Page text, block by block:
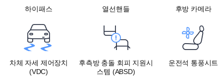
하이패스 열선핸들 후방 카메라
차체 자세 제어장치
(VDC)
후측방 충돌 회피 지원시
스템 (ABSD)
운전석 통풍시트